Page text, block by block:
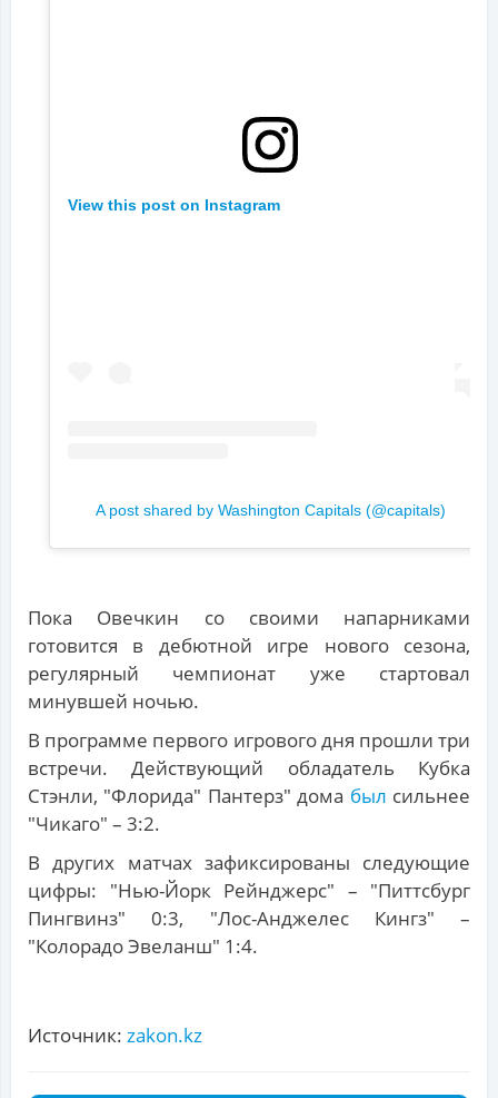
View this post on Instagram
A post shared by Washington Capitals (@capitals)
Пока Овечкин со своими напарниками
готовится в дебютной игре нового сезона,
регулярный чемпионат уже стартовал
минувшей ночью.
В программе первого игрового дня прошли три
встречи. Действующий обладатель Кубка
Стэнли, "Флорида" Пантерз" дома был сильнее
"Чикаго" – 3:2.
В других матчах зафиксированы следующие
цифры: "Нью-Йорк Рейнджерс" – "Питтсбург
Пингвинз" 0:3, "Лос-Анджелес Кингз" –
"Колорадо Эвеланш" 1:4.
Источник: zakon.kz